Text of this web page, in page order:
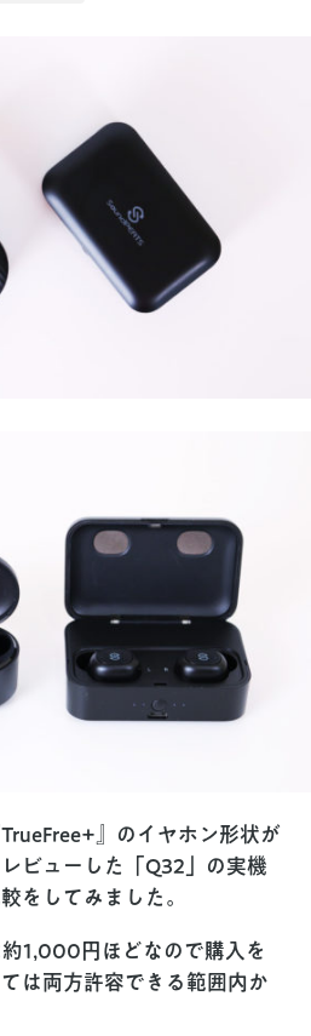
』のイヤホン形状が
ビューした「Q32」の実機
をしてみました。
1,000円ほどなので購入を
は両方許容できる範囲内か